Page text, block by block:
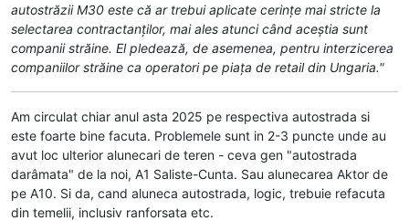
autostrăzii M30 este că ar trebui aplicate cerinţe mai stricte la
selectarea contractanţilor, mai ales atunci când aceştia sunt
companii străine. El pledează, de asemenea, pentru interzicerea
companiilor străine ca operatori pe piaţa de retail din Ungaria."
Am circulat chiar anul asta 2025 pe respectiva autostrada si
este foarte bine facuta. Problemele sunt in 2-3 puncte unde au
avut loc ulterior alunecari de teren - ceva gen "autostrada
darâmata" de la noi, A1 Saliste-Cunta. Sau alunecarea Aktor de
pe A10. Si da, cand aluneca autostrada, logic, trebuie refacuta
din temelii, inclusiv ranforsata etc.